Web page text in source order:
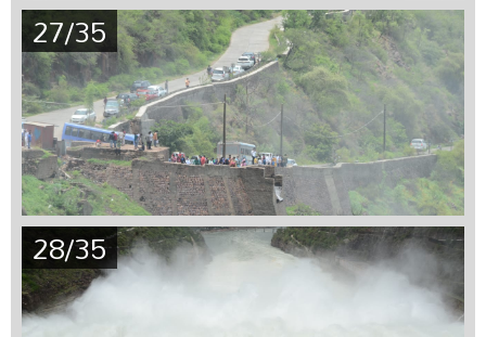
27/35
28/35